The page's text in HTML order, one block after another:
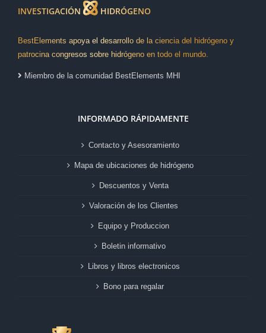
INVESTIGACIÓN HIDRÓGENO
BestElements apoya el desarrollo de la ciencia del hidrógeno y
patrocina congresos sobre hidrógeno en todo el mundo.
Miembro de la comunidad BestElements MHI
INFORMADO RÁPIDAMENTE
Contacto y Asesoramiento
Mapa de ubicaciones de hidrógeno
Descuentos y Venta
Valoración de los Clientes
Equipo y Produccion
Boletin informativo
Libros y libros electronicos
Bono para regalar